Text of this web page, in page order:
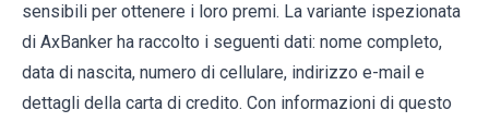
sensibili per ottenere i loro premi. La variante ispezionata
di AxBanker ha raccolto i seguenti dati: nome completo,
data di nascita, numero di cellulare, indirizzo e-mail e
dettagli della carta di credito. Con informazioni di questo